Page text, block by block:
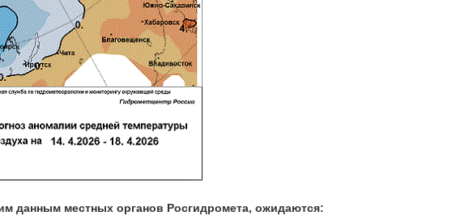
данным местных органов Росгидромета, ожидаются: